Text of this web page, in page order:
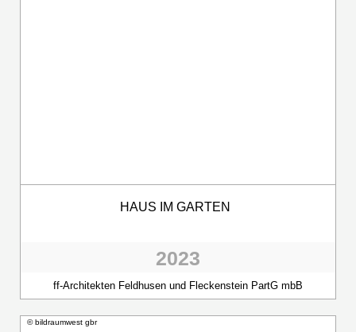
HAUS IM GARTEN
2023
ff-Architekten Feldhusen und Fleckenstein PartG mbB
© bildraumwest gbr